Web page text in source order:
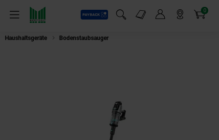
Menü
Payback
Suchfeld einblenden
Markt-Angebote 0
Artikel
Haushaltsgeräte Bodenstaubsauger